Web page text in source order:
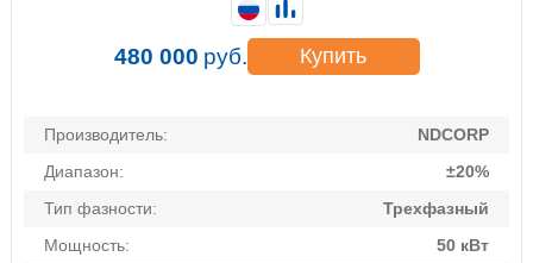
Производитель:
NDCORP
Диапазон:
±20%
Тип фазности:
Трехфазный
Мощность:
50 кВт
480 000 руб. Купить